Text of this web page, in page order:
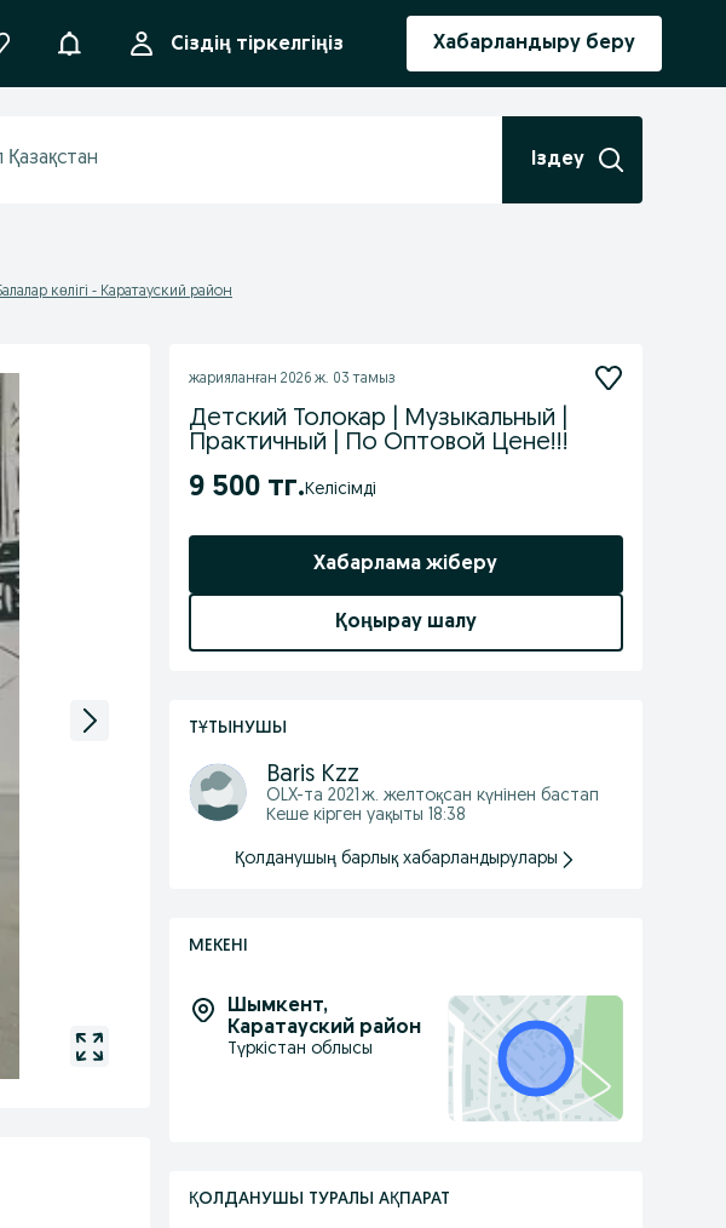
АқпараттандыруСіздің тіркелгіңіз Хабарландыру беру
Іздеу
көлігі - Каратауский район
жарияланған 2026 ж. 03 тамыз
Детский Толокар | Музыкальный |
Практичный | По Оптовой Цене!!!
9 500 тг. Келісімді
Хабарлама жіберу
Қоңырау шалу
ТҰТЫНУШЫ
Baris Kzz
OLX-та 2021 ж. желтоқсан күнінен бастап
Кеше кірген уақыты 18:38
Қолданушың барлық хабарландырулары
МЕКЕНІ
Шымкент,
Каратауский район
Түркістан облысы
ҚОЛДАНУШЫ ТУРАЛЫ АҚПАРАТ